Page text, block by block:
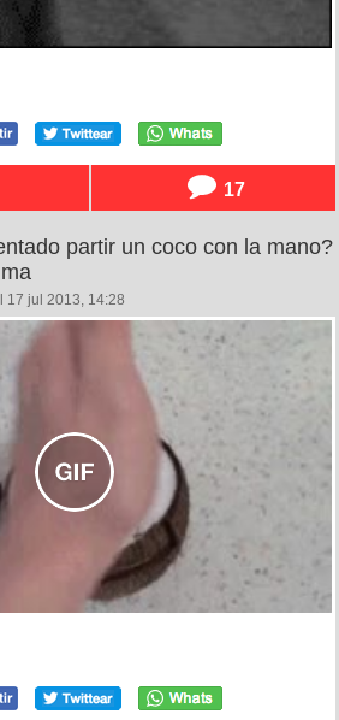
17
partir un coco con la mano?
17 jul 2013, 14:28